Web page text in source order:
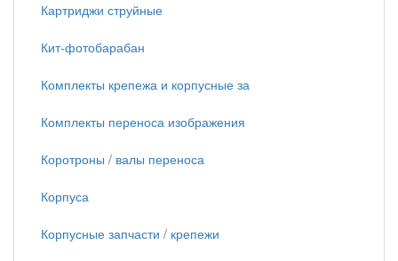
Картриджи струйные
Кит-фотобарабан
Комплекты крепежа и корпусные за
Комплекты переноса изображения
Коротроны / валы переноса
Корпуса
Корпусные запчасти / крепежи